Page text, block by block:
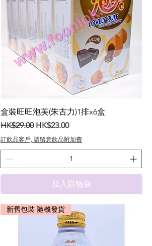
盒裝旺旺泡芙(朱古力)1排x6盒
一般價格
HK$29.00 促銷價格
HK$23.00
訂飲品客戶, 請留意飲品附加費
加入購物袋
新舊包裝 隨機發貨